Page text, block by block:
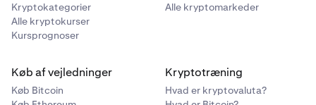
NEAR Protocol (NEAR)
✅
Kryptokategorier
Alle kryptokurser
Kursprognoser
Alle kryptomarkeder
Køb af vejledninger
Køb Bitcoin
Kryptotræning
Hvad er kryptovaluta?